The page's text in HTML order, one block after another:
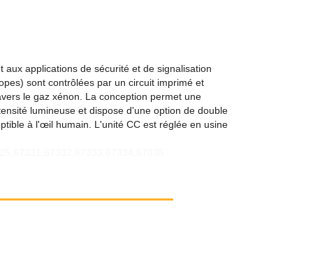
applications de sécurité et de signalisation
sont contrôlées par un circuit imprimé et
le gaz xénon. La conception permet une
lumineuse et dispose d'une option de double
à l'œil humain. L'unité CC est réglée en usine